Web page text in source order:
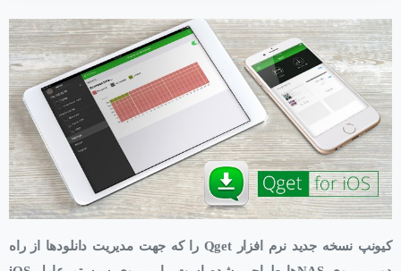
کیونپ نسخه جدید نرم افزارQget را که جهت مدیریت دانلودها از راه